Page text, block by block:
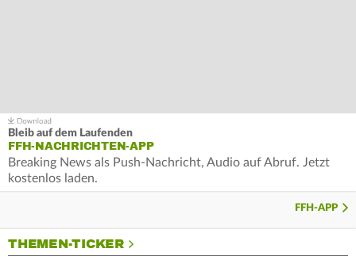
Bleib auf dem Laufenden
FFH-NACHRICHTEN-APP
Breaking News als Push-Nachricht, Audio auf Abruf. Jetzt
kostenlos laden.
FFH-APP
THEMEN-TICKER